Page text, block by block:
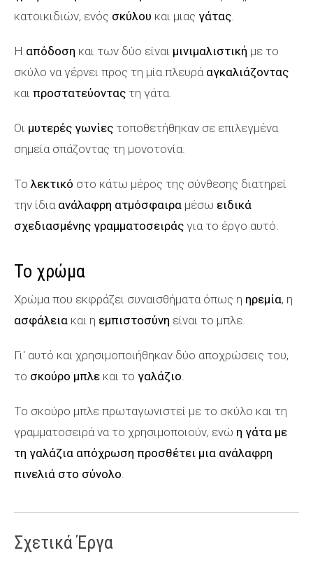
κατοικιδιών, ενός σκύλου και μιας γάτας.
Η απόδοση και των δύο είναι μινιμαλιστική με το
σκύλο να γέρνει προς τη μία πλευρά αγκαλιάζοντας
και προστατεύοντας τη γάτα.
Οι μυτερές γωνίες τοποθετήθηκαν σε επιλεγμένα
σημεία σπάζοντας τη μονοτονία.
Το λεκτικό στο κάτω μέρος της σύνθεσης διατηρεί
την ίδια ανάλαφρη ατμόσφαιρα μέσω ειδικά
σχεδιασμένης γραμματοσειράς για το έργο αυτό.
Το χρώμα
Χρώμα που εκφράζει συναισθήματα όπως η ηρεμία, η
ασφάλεια και η εμπιστοσύνη είναι το μπλε.
Γι' αυτό και χρησιμοποιήθηκαν δύο αποχρώσεις του,
το σκούρο μπλε και το γαλάζιο.
Το σκούρο μπλε πρωταγωνιστεί με το σκύλο και τη
γραμματοσειρά να το χρησιμοποιούν, ενώ η γάτα με
τη γαλάζια απόχρωση προσθέτει μια ανάλαφρη
πινελιά στο σύνολο.
Σχετικά Έργα